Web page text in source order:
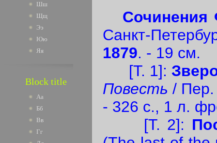
Шш
Щщ
Ээ
Юю
Яя
Block title
Аа
Бб
Вв
Гг
Сочинения
Санкт-
1879. - 19 см.
[Т. 1]:
Повесть / Пер.
- 326 с., 1 л.
[Т. 2]: